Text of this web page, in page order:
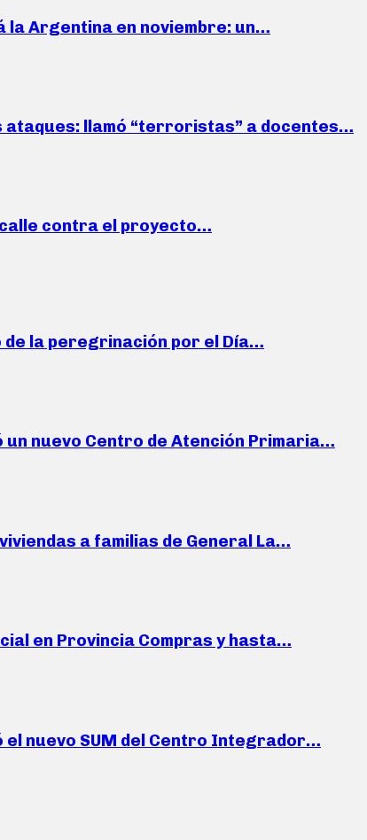
la Argentina en noviembre: un…
ataques: llamó “terroristas” a docentes…
contra el proyecto…
la peregrinación por el Día…
nuevo Centro de Atención Primaria…
a familias de General La…
en Provincia Compras y hasta…
nuevo SUM del Centro Integrador…